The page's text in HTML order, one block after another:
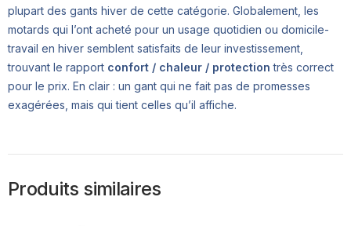
plupart des gants hiver de cette catégorie. Globalement, les
motards qui l’ont acheté pour un usage quotidien ou domicile-
travail en hiver semblent satisfaits de leur investissement,
trouvant le rapport confort / chaleur / protection très correct
pour le prix. En clair : un gant qui ne fait pas de promesses
exagérées, mais qui tient celles qu’il affiche.
Produits similaires